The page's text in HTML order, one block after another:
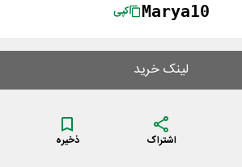
Marya10 کپی
لینک خرید
اشتراک ذخیره